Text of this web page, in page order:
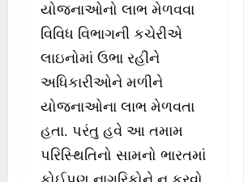
યોજનાઓનો લાભ મેળવવા
વિવિધ વિભાગની કચેરીએ
લાઇનોમાં ઉભા રહીને
અધિકારીઓને મળીને
યોજનાઓના લાભ મેળવતા
હતા. પરંતુ હવે આ તમામ
પરિસ્થિતિનો સામનો ભારતમાં